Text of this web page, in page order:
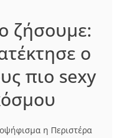
ζήσουμε:
ο
πιο sexy
η Περιστέρα